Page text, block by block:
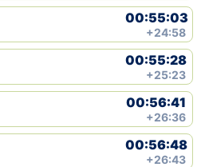
00:55:03
+24:58
00:55:28
+25:23
00:56:41
+26:36
00:56:48
+26:43